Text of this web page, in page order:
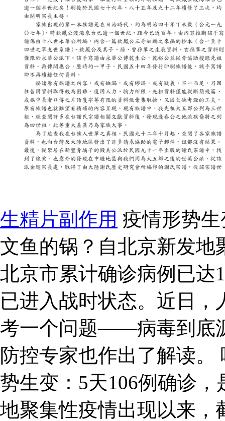
生精片副作用 疫情形势
文鱼的锅？自北京新发地
北京市累计确诊病例已达
已进入战时状态。近日
考一个问题——病毒到底
防控专家也作出了解读
势生变：5天106例确诊
地聚集性疫情出现以来，